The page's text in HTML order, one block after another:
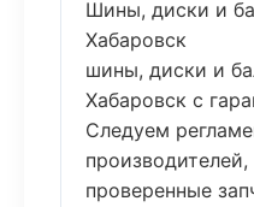
Шины, диски и
Хабаровск
шины, диски и
Хабаровск с
Следуем
проверенные